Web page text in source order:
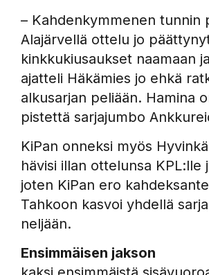
– Kahdenkymmenen tunnin
Alajärvellä ottelu jo
kinkkukiusaukset naamaan
ajatteli Häkämies jo ehkä
alkusarjan peliään. Hamina
pistettä sarjajumbo
KiPan onneksi myös
hävisi illan ottelunsa KPL:lle
joten KiPan ero
Tahkoon kasvoi yhdellä
neljään.
Ensimmäisen jakson